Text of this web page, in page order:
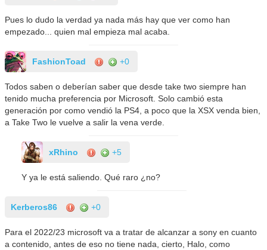
Pues lo dudo la verdad ya nada más hay que ver como han
empezado... quien mal empieza mal acaba.
FashionToad +0
Todos saben o deberían saber que desde take two siempre han
tenido mucha preferencia por Microsoft. Solo cambió esta
generación por como vendió la PS4, a poco que la XSX venda bien,
a Take Two le vuelve a salir la vena verde.
xRhino +5
Y ya le está saliendo. Qué raro ¿no?
Kerberos86 +0
Para el 2022/23 microsoft va a tratar de alcanzar a sony en cuanto
a contenido, antes de eso no tiene nada, cierto, Halo, como